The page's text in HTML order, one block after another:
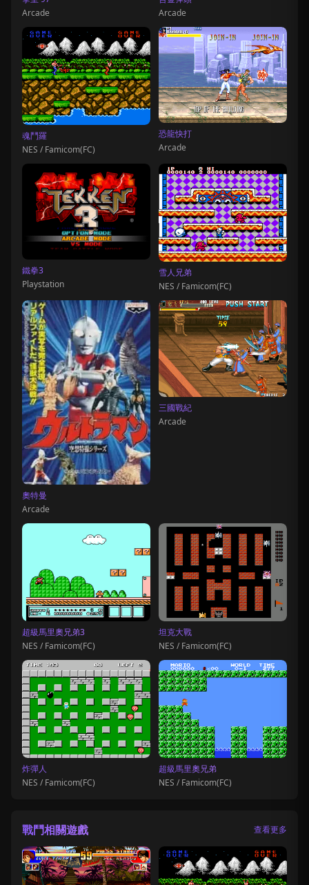
Arcade
Arcade
魂鬥羅
NES / Famicom(FC)
恐龍快打
Arcade
鐵拳3
Playstation
雪人兄弟
NES / Famicom(FC)
奧特曼
Arcade
三國戰紀
Arcade
超級馬里奧兄弟3
NES / Famicom(FC)
坦克大戰
NES / Famicom(FC)
炸彈人
NES / Famicom(FC)
超級馬里奧兄弟
NES / Famicom(FC)
戰鬥相關遊戲 查看更多